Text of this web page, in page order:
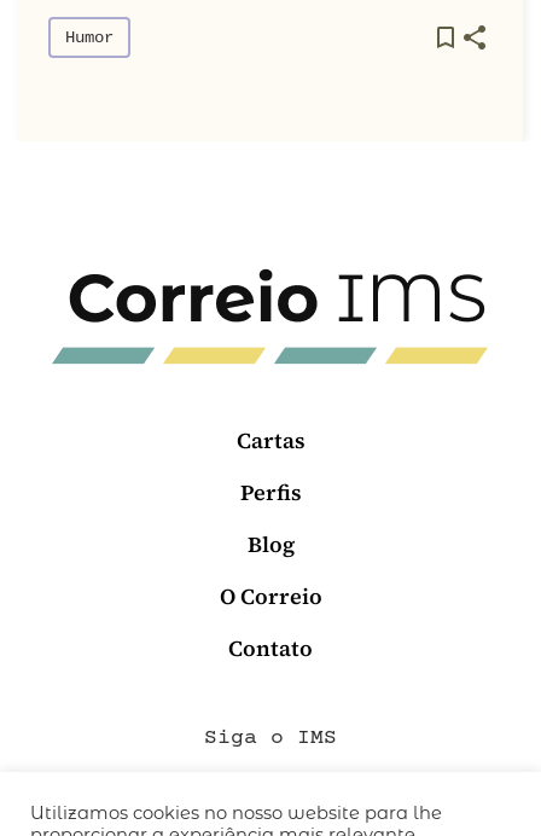
Humor
Cartas
Perfis
Blog
O Correio
Contato
Siga o IMS
Utilizamos cookies no nosso website para lhe